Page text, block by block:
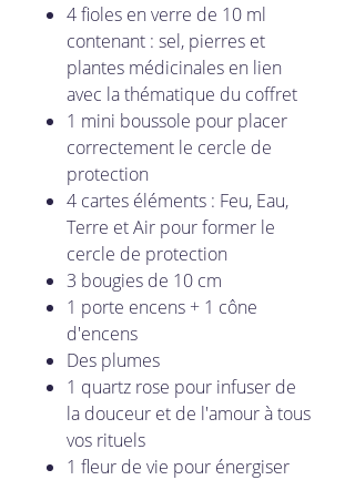
4 fioles en verre de 10 ml
contenant : sel, pierres et
plantes médicinales en lien
avec la thématique du coffret
1 mini boussole pour placer
correctement le cercle de
protection
4 cartes éléments : Feu, Eau,
Terre et Air pour former le
cercle de protection
3 bougies de 10 cm
1 porte encens + 1 cône
d'encens
Des plumes
1 quartz rose pour infuser de
la douceur et de l'amour à tous
vos rituels
1 fleur de vie pour énergiser